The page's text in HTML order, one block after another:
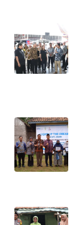
GORONTALO
WN
SULUT
MALUKU
WN
MALUT
DAIRI